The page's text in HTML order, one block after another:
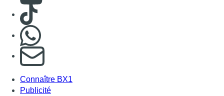
Consulter TikTok
S'abonner à notre newsletter
Connaître BX1
Publicité